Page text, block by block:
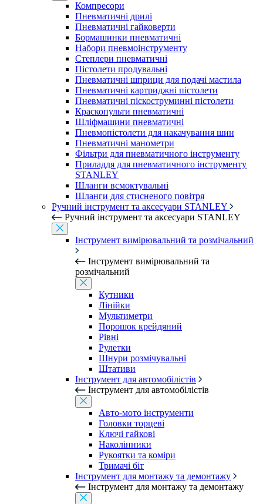
Компресори
Пневматичні дрилі
Пневматичні гайковерти
Бормашинки пневматичні
Набори пневмоінструменту
Степлери пневматичні
Пістолети продувальні
Пневматичні шприци для подачі мастила
Пневматичні картриджні пістолети
Пневматичні піскоструминні пістолети
Краскопульти пневматичні
Шліфмашини пневматичні
Пневмопістолети для накачування шин
Пневматичні манометри
Фільтри для пневматичного інструменту
Приладдя для пневматичного інструменту
STANLEY
Шланги всмоктувальні
Шланги для стисненого повітря
Ручний інструмент та аксесуари STANLEY
Ручний інструмент та аксесуари STANLEY
Інструмент вимірювальний та розмічальний
Інструмент вимірювальний та
розмічальний
Кутники
Лінійки
Мультиметри
Порошок крейдяний
Рівні
Рулетки
Шнури розмічувальні
Штативи
Інструмент для автомобілістів
Інструмент для автомобілістів
Авто-мото інструменти
Головки торцеві
Ключі гайкові
Наколінники
Рукоятки та коміри
Тримачі біт
Інструмент для монтажу та демонтажу
Інструмент для монтажу та демонтажу